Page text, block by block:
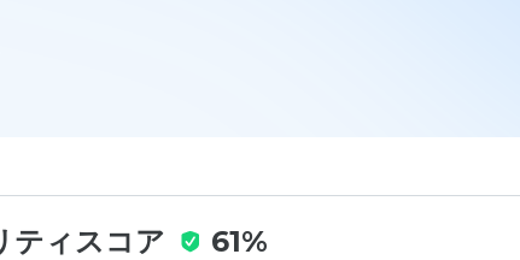
ティスコア 61%